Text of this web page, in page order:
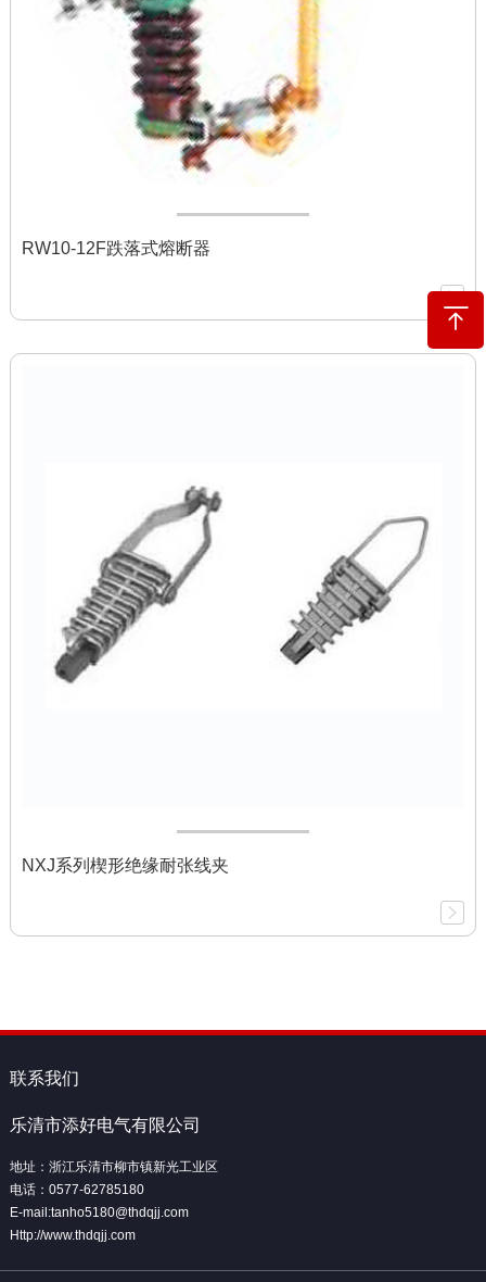
RW10-12F跌落式熔断器
NXJ系列楔形绝缘耐张线夹
联系我们
乐清市添好电气有限公司
地址：浙江乐清市柳市镇新光工业区
电话：0577-62785180
E-mail:tanho5180@thdqjj.com
Http://www.thdqjj.com